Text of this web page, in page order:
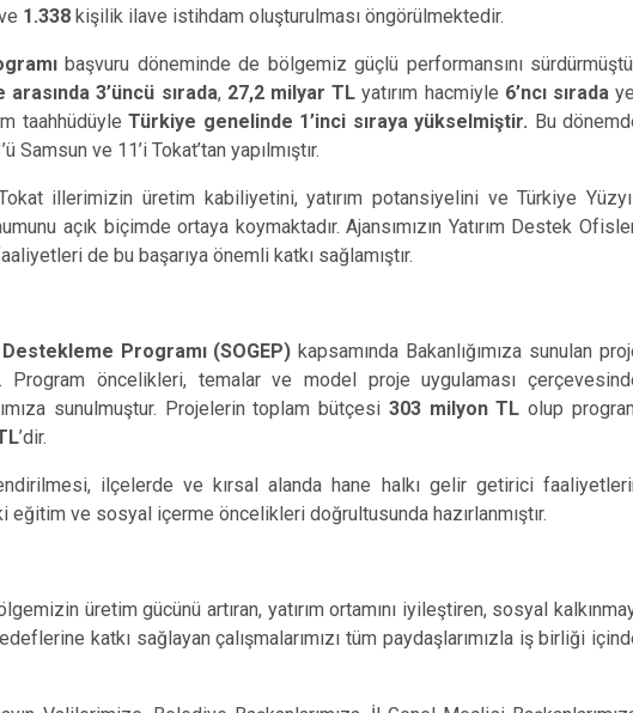
1.338 kişilik ilave istihdam oluşturulması öngörülmektedir.
başvuru döneminde de bölgemiz güçlü performansını
arasında 3’üncü sırada, 27,2 milyar TL yatırım hacmiyle 6’ncı sırada
taahhüdüyleTürkiye genelinde 1’inci sıraya yükselmiştir. Bu
Samsun ve 11’i Tokat’tan yapılmıştır.
illerimizin üretim kabiliyetini, yatırım potansiyelini ve Türkiye
açık biçimde ortaya koymaktadır. Ajansımızın Yatırım Destek
de bu başarıya önemli katkı sağlamıştır.
Programı (SOGEP) kapsamında Bakanlığımıza sunulan
öncelikleri, temalar ve model proje uygulaması
sunulmuştur. Projelerin toplam bütçesi 303 milyon TL olup
’dir.
ilçelerde ve kırsal alanda hane halkı gelir getirici
ve sosyal içerme öncelikleri doğrultusunda hazırlanmıştır.
üretim gücünü artıran, yatırım ortamını iyileştiren, sosyal
katkı sağlayan çalışmalarımızı tüm paydaşlarımızla iş birliği